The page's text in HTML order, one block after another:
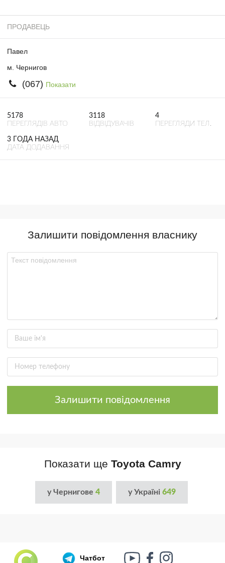
ПРОДАВЕЦЬ
Павел
м. Чернигов
(067) Показати
5178
ПЕРЕГЛЯДІВ АВТО
3118
ВІДВІДУВАЧІВ
4
ПЕРЕГЛЯДИ ТЕЛ.
3 ГОДА НАЗАД
ДАТА ДОДАВАННЯ
Залишити повідомлення власнику
Залишити повідомлення
Показати ще Toyota Camry
у Чернигове 4 у Україні 649
Чатбот